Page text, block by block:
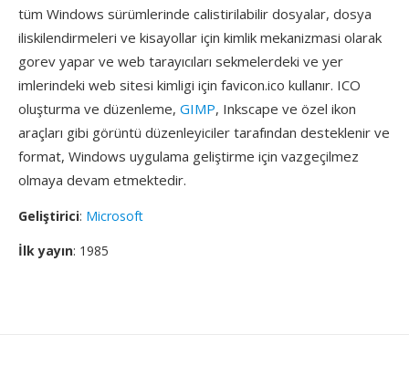
tüm Windows sürümlerinde calistirilabilir dosyalar, dosya
iliskilendirmeleri ve kisayollar için kimlik mekanizmasi olarak
gorev yapar ve web tarayıcıları sekmelerdeki ve yer
imlerindeki web sitesi kimligi için favicon.ico kullanır. ICO
oluşturma ve düzenleme, GIMP, Inkscape ve özel ikon
araçları gibi görüntü düzenleyiciler tarafından desteklenir ve
format, Windows uygulama geliştirme için vazgeçilmez
olmaya devam etmektedir.
Geliştirici: Microsoft
İlk yayın: 1985